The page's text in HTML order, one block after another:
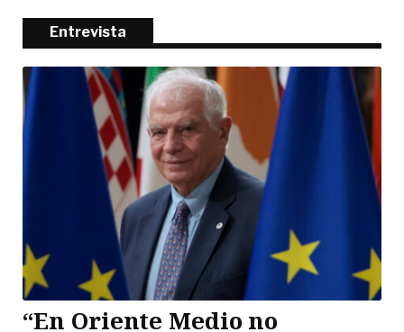
Entrevista
“En Oriente Medio no